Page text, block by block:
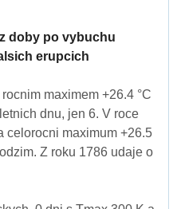
doby po vybuchu
erupcich
maximem +26.4 °C
dnu, jen 6. V roce
celorocni maximum +26.5
Z roku 1786 udaje o